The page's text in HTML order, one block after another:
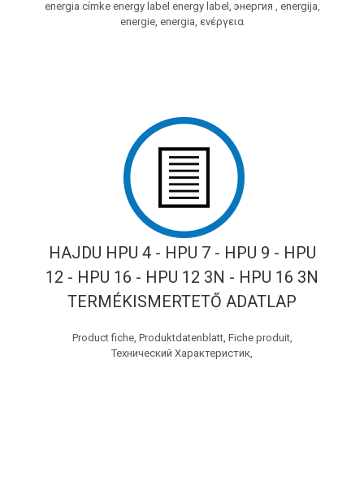
energia címke energy label energy label, энергия , energija,
energie, energia, ενέργεια
HAJDU HPU 4 - HPU 7 - HPU 9 - HPU
12 - HPU 16 - HPU 12 3N - HPU 16 3N
TERMÉKISMERTETŐ ADATLAP
Product fiche, Produktdatenblatt, Fiche produit,
Технический Характеристик,